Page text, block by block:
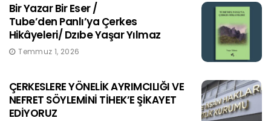
Bir Yazar Bir Eser /
Tube’den Panlı’ya Çerkes
Hikâyeleri/ Dzıbe Yaşar Yılmaz
Temmuz 1, 2026
ÇERKESLERE YÖNELİK AYRIMCILIĞI VE
NEFRET SÖYLEMİNİ TİHEK’E ŞİKAYET
EDİYORUZ